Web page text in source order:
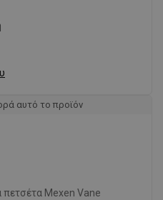
αυτό το προϊόν
πετσέτα Mexen Vane